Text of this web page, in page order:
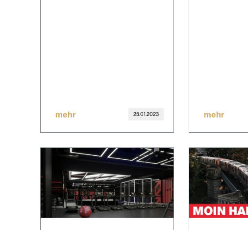
mehr 25.01.2023 mehr